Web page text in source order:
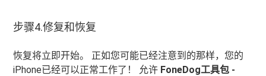
步骤4.修复和恢复
恢复将立即开始。 正如您可能已经注意到的那样，您的
iPhone已经可以正常工作了！ 允许 FoneDog工具包 -